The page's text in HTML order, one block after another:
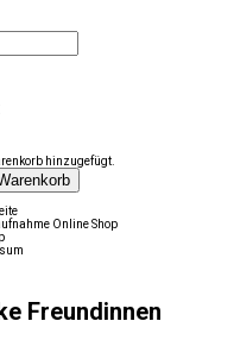
hinzugefügt.
Online Shop
Freundinnen